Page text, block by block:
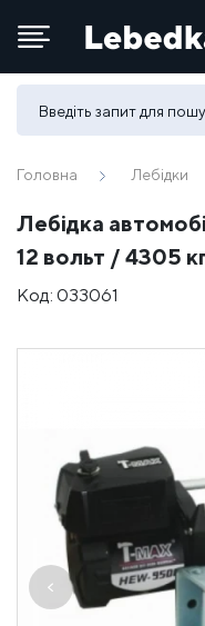
Головна Лебідки
Лебідка
12 вольт / 4305
Код: 033061